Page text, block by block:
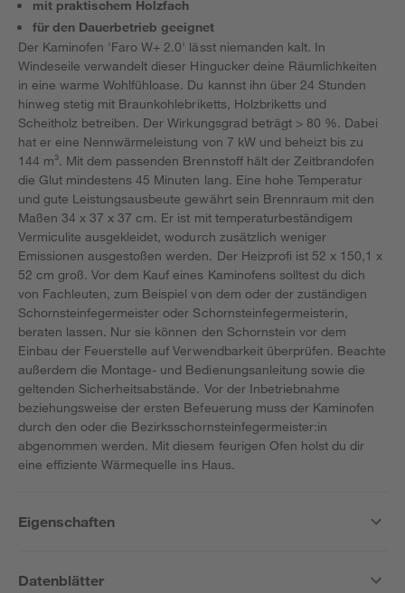
mit praktischem Holzfach
für den Dauerbetrieb geeignet
Der Kaminofen 'Faro W+ 2.0' lässt niemanden kalt. In
Windeseile verwandelt dieser Hingucker deine Räumlichkeiten
in eine warme Wohlfühloase. Du kannst ihn über 24 Stunden
hinweg stetig mit Braunkohlebriketts, Holzbriketts und
Scheitholz betreiben. Der Wirkungsgrad beträgt > 80 %. Dabei
hat er eine Nennwärmeleistung von 7 kW und beheizt bis zu
144 m³. Mit dem passenden Brennstoff hält der Zeitbrandofen
die Glut mindestens 45 Minuten lang. Eine hohe Temperatur
und gute Leistungsausbeute gewährt sein Brennraum mit den
Maßen 34 x 37 x 37 cm. Er ist mit temperaturbeständigem
Vermiculite ausgekleidet, wodurch zusätzlich weniger
Emissionen ausgestoßen werden. Der Heizprofi ist 52 x 150,1 x
52 cm groß. Vor dem Kauf eines Kaminofens solltest du dich
von Fachleuten, zum Beispiel von dem oder der zuständigen
Schornsteinfegermeister oder Schornsteinfegermeisterin,
beraten lassen. Nur sie können den Schornstein vor dem
Einbau der Feuerstelle auf Verwendbarkeit überprüfen. Beachte
außerdem die Montage- und Bedienungsanleitung sowie die
geltenden Sicherheitsabstände. Vor der Inbetriebnahme
beziehungsweise der ersten Befeuerung muss der Kaminofen
durch den oder die Bezirksschornsteinfegermeister:in
abgenommen werden. Mit diesem feurigen Ofen holst du dir
eine effiziente Wärmequelle ins Haus.
Eigenschaften
Datenblätter